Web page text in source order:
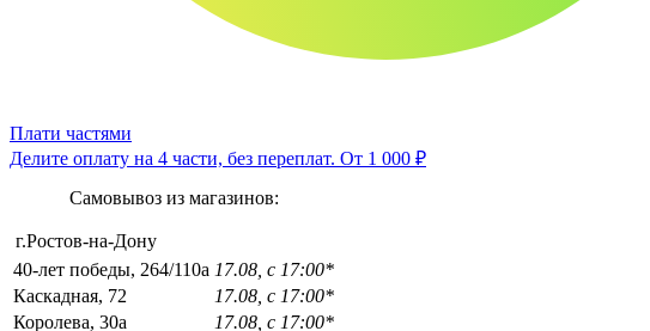
Плати частями
Делите оплату на 4 части, без переплат. От 1 000 ₽
Самовывоз из магазинов:
г.Ростов-на-Дону
40-лет победы, 264/110а 17.08, с 17:00*
Каскадная, 72
17.08, с 17:00*
Королева, 30а
17.08, с 17:00*